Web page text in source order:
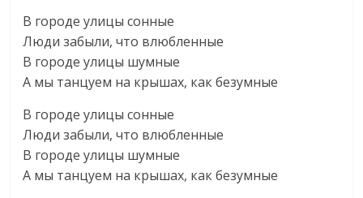
В городе улицы сонные
Люди забыли, что влюбленные
В городе улицы шумные
А мы танцуем на крышах, как безумные
В городе улицы сонные
Люди забыли, что влюбленные
В городе улицы шумные
А мы танцуем на крышах, как безумные